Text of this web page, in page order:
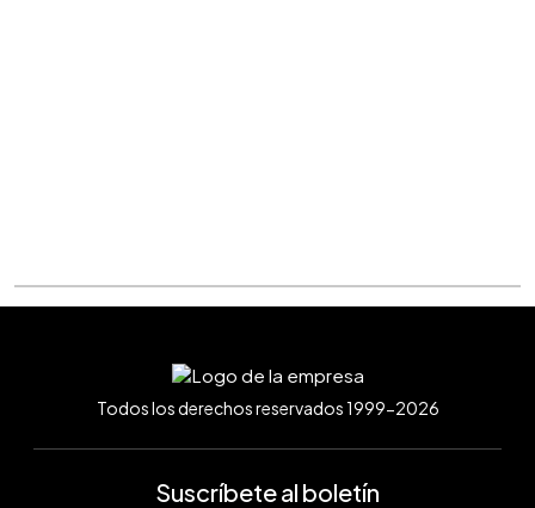
Todos los derechos reservados 1999-2026
Suscríbete al boletín